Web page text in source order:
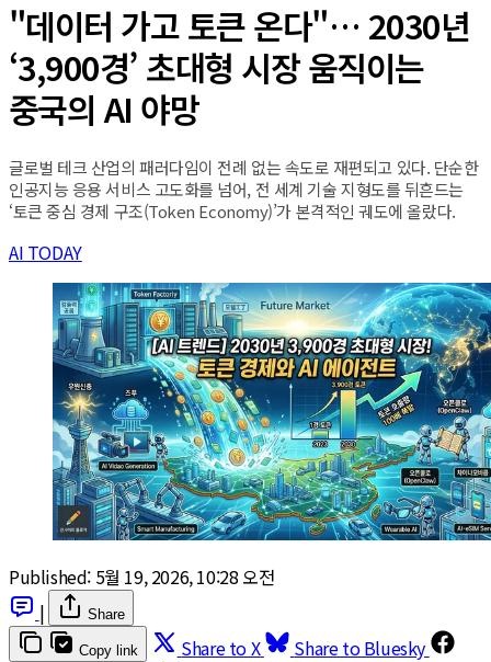
"데이터 가고 토큰 온다"… 2030년
‘3,900경’ 초대형 시장 움직이는
중국의 AI 야망
글로벌 테크 산업의 패러다임이 전례 없는 속도로 재편되고 있다. 단순한
인공지능 응용 서비스 고도화를 넘어, 전 세계 기술 지형도를 뒤흔드는
‘토큰 중심 경제 구조(Token Economy)’가 본격적인 궤도에 올랐다.
AI TODAY
Published: 5월 19, 2026, 10:28 오전
|
Share
Copy link Share to X
Share to Bluesky